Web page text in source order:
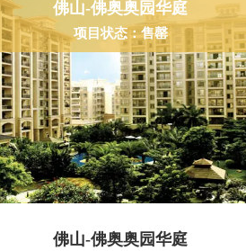
佛山-佛奥奥园华庭
项目状态：售罄
佛山-佛奥奥园华庭